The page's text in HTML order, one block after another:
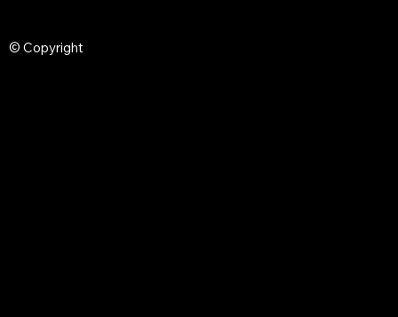
© Copyright